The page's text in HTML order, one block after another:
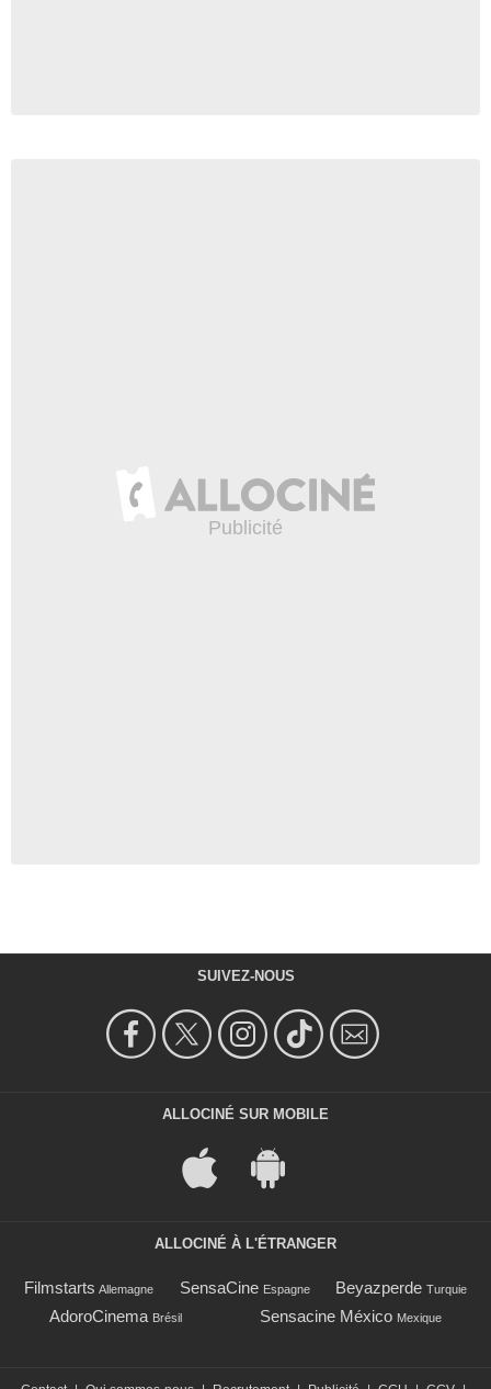
SUIVEZ-NOUS
ALLOCINÉ SUR MOBILE
ALLOCINÉ À L'ÉTRANGER
Filmstarts Allemagne SensaCine Espagne Beyazperde Turquie
AdoroCinema Brésil Sensacine México Mexique